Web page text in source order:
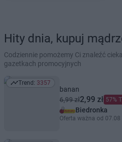
Hity dnia, kupuj
Codziennie pomożemy Ci znaleźć
gazetkach promocyjnych
Trend: 3357
Trend: 3357
banan
6,99 zł2,99 zł 57%
Biedronka
Oferta ważna od 07.08